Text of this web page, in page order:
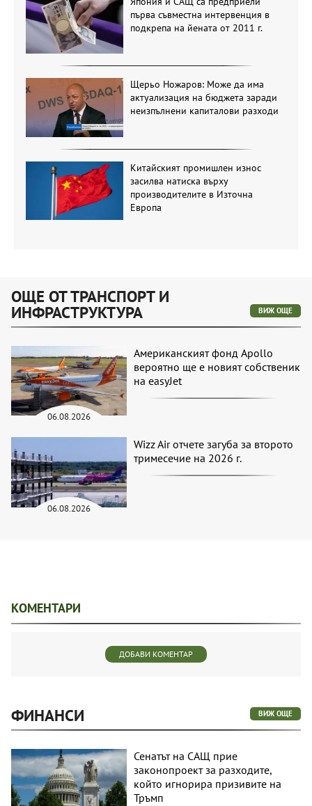
първа съвместна интервенция в
подкрепа на йената от 2011 г.
Щерьо Ножаров: Може да има
актуализация на бюджета заради
неизпълнени капиталови разходи
Китайският промишлен износ
засилва натиска върху
производителите в Източна
Европа
ОЩЕ ОТ ТРАНСПОРТ И
ИНФРАСТРУКТУРА ВИЖ ОЩЕ
06.08.2026
Американският фонд Apollo
вероятно ще е новият собственик
на easyJet
06.08.2026
Wizz Air отчете загуба за второто
тримесечие на 2026 г.
КОМЕНТАРИ
ДОБАВИ КОМЕНТАР
ФИНАНСИ ВИЖ ОЩЕ
Сенатът на САЩ прие
законопроект за разходите,
който игнорира призивите на
Тръмп